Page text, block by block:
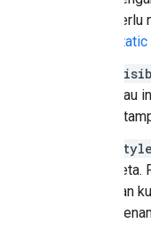
atau
style
dan